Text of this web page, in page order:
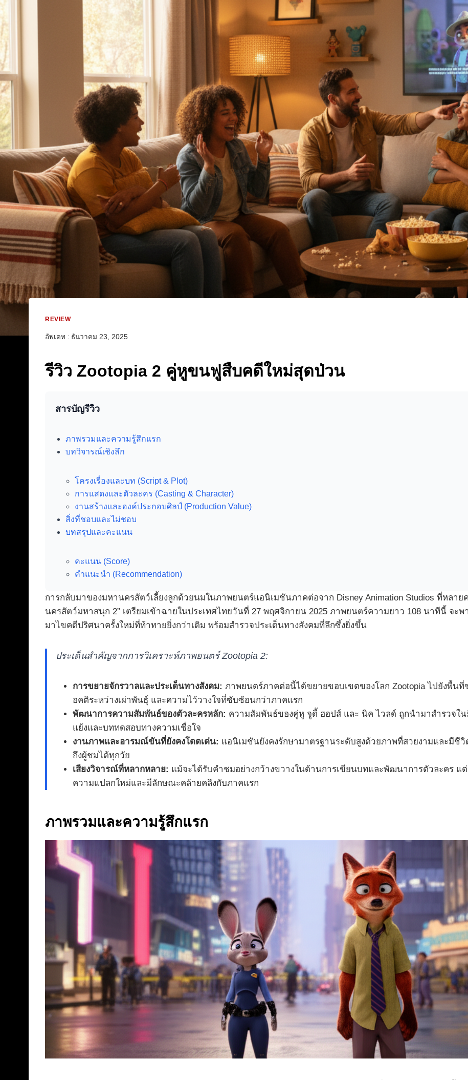
REVIEW
อัพเดท : ธันวาคม 23, 2025
รีวิว Zootopia 2 คู่หูขนฟูสืบคดีใหม่สุดป่วน
สารบัญรีวิว
ภาพรวมและความรู้สึกแรก
บทวิจารณ์เชิงลึก
โครงเรื่องและบท (Script & Plot)
การแสดงและตัวละคร (Casting & Character)
งานสร้างและองค์ประกอบศิลป์ (Production Value)
สิ่งที่ชอบและไม่ชอบ
บทสรุปและคะแนน
คะแนน (Score)
คำแนะนำ (Recommendation)
การกลับมาของมหานครสัตว์เลี้ยงลูกด้วยนมในภาพยนตร์แอนิเมชันภาคต่อจาก Disney Animation Studios ที่หลาย
นครสัตว์มหาสนุก 2” เตรียมเข้าฉายในประเทศไทยวันที่ 27 พฤศจิกายน 2025 ภาพยนตร์ความยาว 108 นาทีนี้ จะ
มาไขคดีปริศนาครั้งใหม่ที่ท้าทายยิ่งกว่าเดิม พร้อมสำรวจประเด็นทางสังคมที่ลึกซึ้งยิ่งขึ้น
ประเด็นสำคัญจากการวิเคราะห์ภาพยนตร์ Zootopia 2:
การขยายจักรวาลและประเด็นทางสังคม: ภาพยนตร์ภาคต่อนี้ได้ขยายขอบเขตของโลก Zootopia ไปยังพื้นที่
อคติระหว่างเผ่าพันธุ์ และความไว้วางใจที่ซับซ้อนกว่าภาคแรก
พัฒนาการความสัมพันธ์ของตัวละครหลัก: ความสัมพันธ์ของคู่หู จูดี้ ฮอปส์ และ นิค ไวลด์ ถูกนำมาสำรวจ
แย้งและบททดสอบทางความเชื่อใจ
งานภาพและอารมณ์ขันที่ยังคงโดดเด่น: แอนิเมชันยังคงรักษามาตรฐานระดับสูงด้วยภาพที่สวยงามและมีชี
ถึงผู้ชมได้ทุกวัย
เสียงวิจารณ์ที่หลากหลาย: แม้จะได้รับคำชมอย่างกว้างขวางในด้านการเขียนบทและพัฒนาการตัวละคร แ
ความแปลกใหม่และมีลักษณะคล้ายคลึงกับภาคแรก
ภาพรวมและความรู้สึกแรก